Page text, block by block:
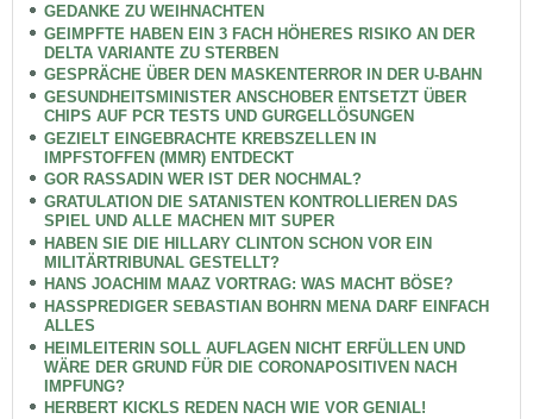
GEDANKE ZU WEIHNACHTEN
GEIMPFTE HABEN EIN 3 FACH HÖHERES RISIKO AN DER
DELTA VARIANTE ZU STERBEN
GESPRÄCHE ÜBER DEN MASKENTERROR IN DER U-BAHN
GESUNDHEITSMINISTER ANSCHOBER ENTSETZT ÜBER
CHIPS AUF PCR TESTS UND GURGELLÖSUNGEN
GEZIELT EINGEBRACHTE KREBSZELLEN IN
IMPFSTOFFEN (MMR) ENTDECKT
GOR RASSADIN WER IST DER NOCHMAL?
GRATULATION DIE SATANISTEN KONTROLLIEREN DAS
SPIEL UND ALLE MACHEN MIT SUPER
HABEN SIE DIE HILLARY CLINTON SCHON VOR EIN
MILITÄRTRIBUNAL GESTELLT?
HANS JOACHIM MAAZ VORTRAG: WAS MACHT BÖSE?
HASSPREDIGER SEBASTIAN BOHRN MENA DARF EINFACH
ALLES
HEIMLEITERIN SOLL AUFLAGEN NICHT ERFÜLLEN UND
WÄRE DER GRUND FÜR DIE CORONAPOSITIVEN NACH
IMPFUNG?
HERBERT KICKLS REDEN NACH WIE VOR GENIAL!